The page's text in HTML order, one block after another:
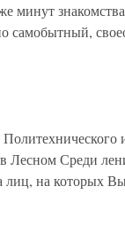
минут
самобытный,
Лесном Среди
на которых